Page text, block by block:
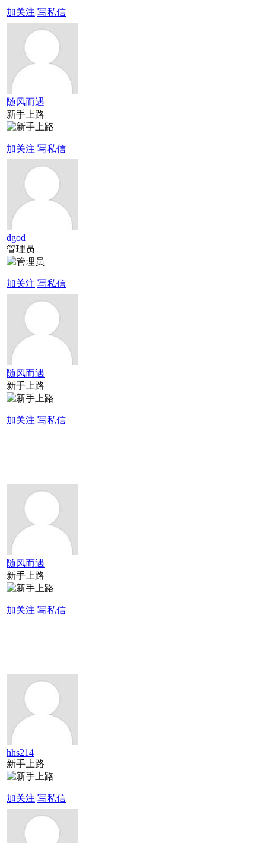
加关注 写私信
随风而遇
新手上路
加关注 写私信
dgod
管理员
加关注 写私信
随风而遇
新手上路
加关注 写私信
随风而遇
新手上路
加关注 写私信
hhs214
新手上路
加关注 写私信